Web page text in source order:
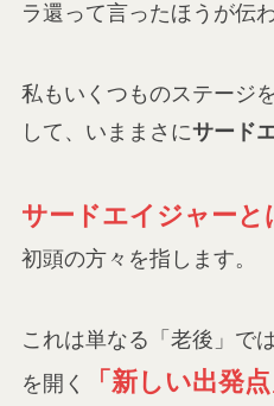
ラ還って言ったほうが伝
私もいくつものステージ
して、いままさにサード
サードエイジャーと
初頭の方々を指します。
これは単なる「老後」で
を開く
「新しい出発点